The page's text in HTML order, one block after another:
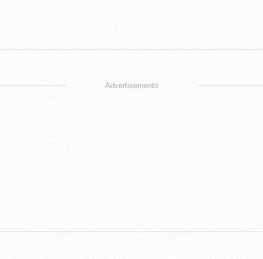
Advertisements